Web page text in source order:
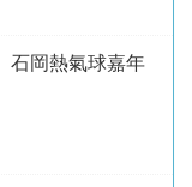
岡熱氣球嘉年